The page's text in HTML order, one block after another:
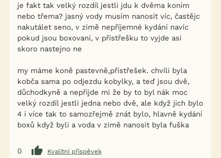
je fakt tak velký rozdíl jestli jdu k dvěma koním
nebo třema? jasný vody musím nanosit víc, častějc
nakutálet seno, v zimě nepříjemné kydání navíc
pokud jsou boxovaní, v přístřešku to vyjde asi
skoro nastejno ne
my máme koně pastevně,přístřešek. chvíli byla
kobča sama po odjezdu kobylky, a teď jsou dvě,
důchodkyně a nepřijde mi že by to byl nák moc
velký rozdíl jestli jedna nebo dvě, ale když jich bylo
4 i více tak to samozřejmě znát bylo, hlavně kydání
boxů když byli a voda v zimě nanosit byla fuška
0
Kvalitní příspěvek